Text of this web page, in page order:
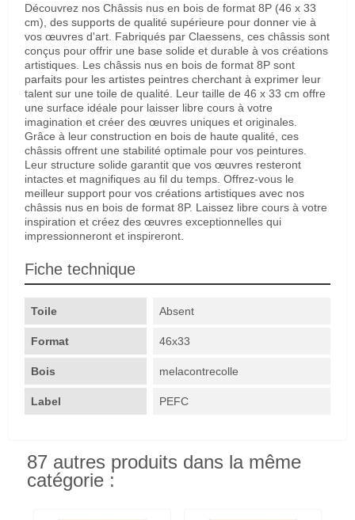
Découvrez nos Châssis nus en bois de format 8P (46 x 33
cm), des supports de qualité supérieure pour donner vie à
vos œuvres d'art. Fabriqués par Claessens, ces châssis sont
conçus pour offrir une base solide et durable à vos créations
artistiques. Les châssis nus en bois de format 8P sont
parfaits pour les artistes peintres cherchant à exprimer leur
talent sur une toile de qualité. Leur taille de 46 x 33 cm offre
une surface idéale pour laisser libre cours à votre
imagination et créer des œuvres uniques et originales.
Grâce à leur construction en bois de haute qualité, ces
châssis offrent une stabilité optimale pour vos peintures.
Leur structure solide garantit que vos œuvres resteront
intactes et magnifiques au fil du temps. Offrez-vous le
meilleur support pour vos créations artistiques avec nos
châssis nus en bois de format 8P. Laissez libre cours à votre
inspiration et créez des œuvres exceptionnelles qui
impressionneront et inspireront.
Fiche technique
Toile Absent
Format 46x33
Bois melacontrecolle
Label PEFC
87 autres produits dans la même
catégorie :